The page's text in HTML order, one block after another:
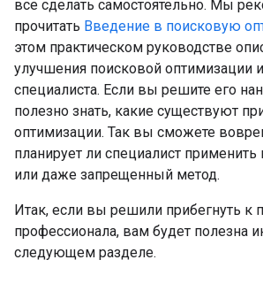
все сделать самостоятельно. Мы
прочитать Введение в поисковую
этом практическом руководстве
улучшения поисковой оптимизации
специалиста. Если вы решите его
полезно знать, какие существуют
оптимизации. Так вы сможете
планирует ли специалист
или даже запрещенный метод.
Итак, если вы решили прибегнуть к
профессионала, вам будет полезна
следующем разделе.